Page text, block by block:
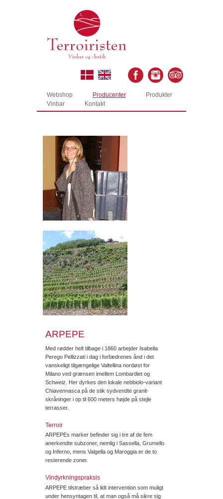
Webshop Producenter
Produkter
Vinbar
Kontakt
ARPEPE
Med rødder helt tilbage i 1860 arbejder Isabella
Perego Pellizzati i dag i forfædrenes ånd i det
vanskeligt tilgængelige Valtellina nordøst for
Milano ved grænsen imellem Lombardiet og
Schweiz. Her dyrkes den lokale nebbiolo-variant
Chiavennasca på de stik sydvendte granit-
skråninger i op til 600 meters højde på stejle
terrasser.
Terroir
ARPEPEs marker befinder sig i tre af de fem
anerkendte subzoner, nemlig i Sassella, Grumello
og Inferno, mens Valgella og Maroggia er de to
resterende zoner.
Vindyrkningspraksis
ARPEPE tilstræber så lidt intervention som muligt
under hensyntagen til, at man også må sikre sig